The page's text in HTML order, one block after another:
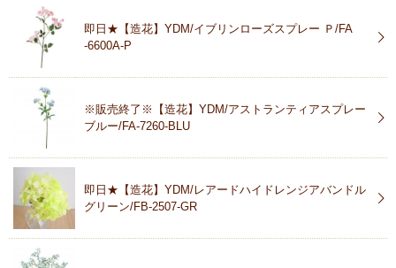
即日★【造花】YDM/イブリンローズスプレー Ｐ/FA
-6600A-P
※販売終了※【造花】YDM/アストランティアスプレー
ブルー/FA-7260-BLU
即日★【造花】YDM/レアードハイドレンジアバンドル
グリーン/FB-2507-GR